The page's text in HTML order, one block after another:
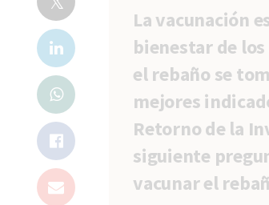
La vacunación
bienestar de
el rebaño se
mejores
Retorno de la
siguiente
vacunar el